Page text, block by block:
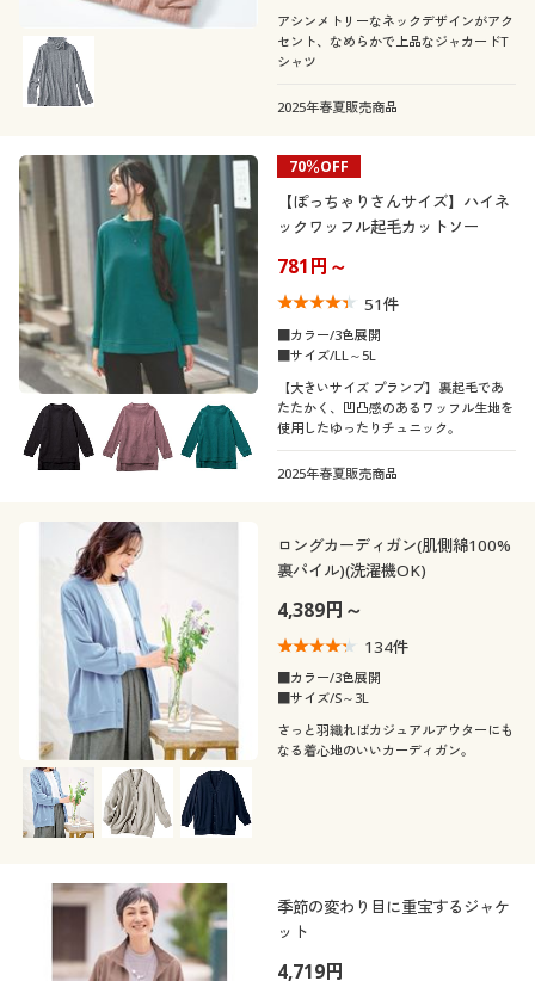
アシンメトリーなネックデザインがアク
セント、なめらかで上品なジャカードT
シャツ
2025年春夏販売商品
70％OFF
【ぽっちゃりさんサイズ】ハイネ
ックワッフル起毛カットソー
781円～
51件
■カラー/3色展開
■サイズ/LL～5L
【大きいサイズ プランプ】裏起毛であ
たたかく、凹凸感のあるワッフル生地を
使用したゆったりチュニック。
2025年春夏販売商品
ロングカーディガン(肌側綿100%
裏パイル)(洗濯機OK)
4,389円～
134件
■カラー/3色展開
■サイズ/S～3L
さっと羽織ればカジュアルアウターにも
なる着心地のいいカーディガン。
季節の変わり目に重宝するジャケ
ット
4,719円